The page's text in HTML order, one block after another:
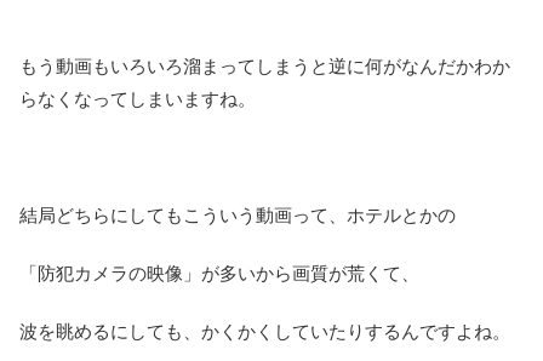
もう動画もいろいろ溜まってしまうと逆に何がなんだかわか
らなくなってしまいますね。
結局どちらにしてもこういう動画って、ホテルとかの
「防犯カメラの映像」が多いから画質が荒くて、
波を眺めるにしても、かくかくしていたりするんですよね。